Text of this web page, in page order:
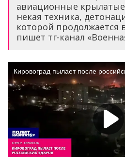
авиационные
некая техника,
которой продолжается
пишет тг-канал